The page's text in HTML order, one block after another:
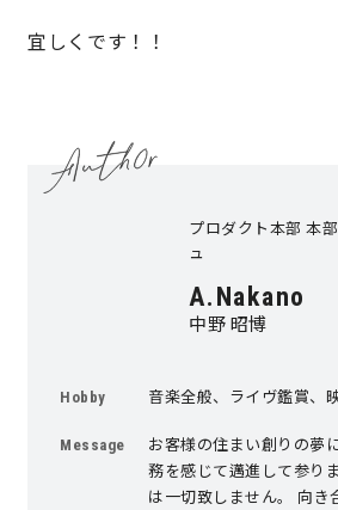
宜しくです！！
プロダクト本部 本
ュ
A.Nakano
中野 昭博
Hobby 音楽全般、ライヴ鑑賞、
Message
お客様の住まい創りの夢
務を感じて邁進して参り
は一切致しません。 向き